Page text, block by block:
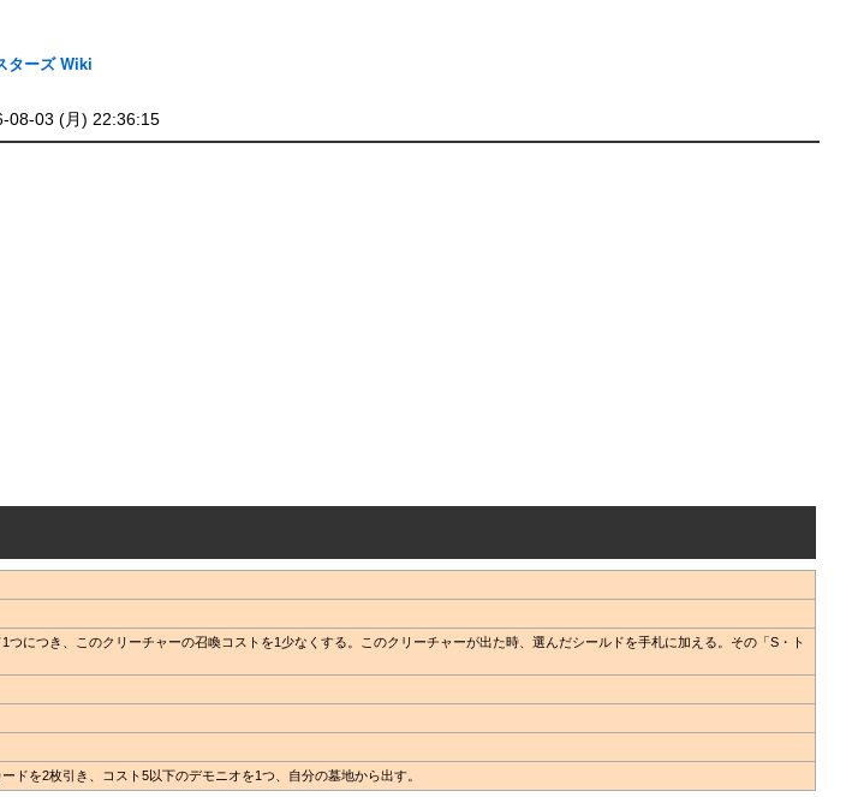
ターズ Wiki
03 (月) 22:36:15
につき、このクリーチャーの召喚コストを1少なくする。このクリーチャーが出た時、選んだシールドを手札に加える。その「S・ト
ドを2枚引き、コスト5以下のデモニオを1つ、自分の墓地から出す。